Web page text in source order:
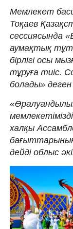
Мемлекет
Тоқаев
сессиясында
аумақтық
бірлігі осы
тұруға тиіс.
болады»
халқы
бағыттарының
дейді облыс